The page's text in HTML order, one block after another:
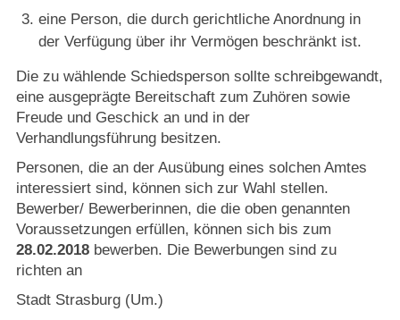
eine Person, die durch gerichtliche Anordnung in
der Verfügung über ihr Vermögen beschränkt ist.
Die zu wählende Schiedsperson sollte schreibgewandt,
eine ausgeprägte Bereitschaft zum Zuhören sowie
Freude und Geschick an und in der
Verhandlungsführung besitzen.
Personen, die an der Ausübung eines solchen Amtes
interessiert sind, können sich zur Wahl stellen.
Bewerber/ Bewerberinnen, die die oben genannten
Voraussetzungen erfüllen, können sich bis zum
28.02.2018 bewerben. Die Bewerbungen sind zu
richten an
Stadt Strasburg (Um.)